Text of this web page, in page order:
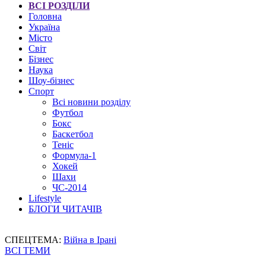
ВСІ РОЗДІЛИ
Головна
Україна
Місто
Світ
Бізнес
Наука
Шоу-бізнес
Спорт
Всі новини розділу
Футбол
Бокс
Баскетбол
Теніс
Формула-1
Хокей
Шахи
ЧС-2014
Lifestyle
БЛОГИ ЧИТАЧІВ
СПЕЦТЕМА: Війна в Ірані
ВСІ ТЕМИ